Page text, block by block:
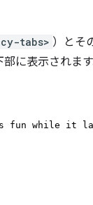
tabs> ）とそ
に表示されます